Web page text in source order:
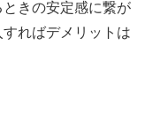
きの安定感に繋が
ればデメリットは